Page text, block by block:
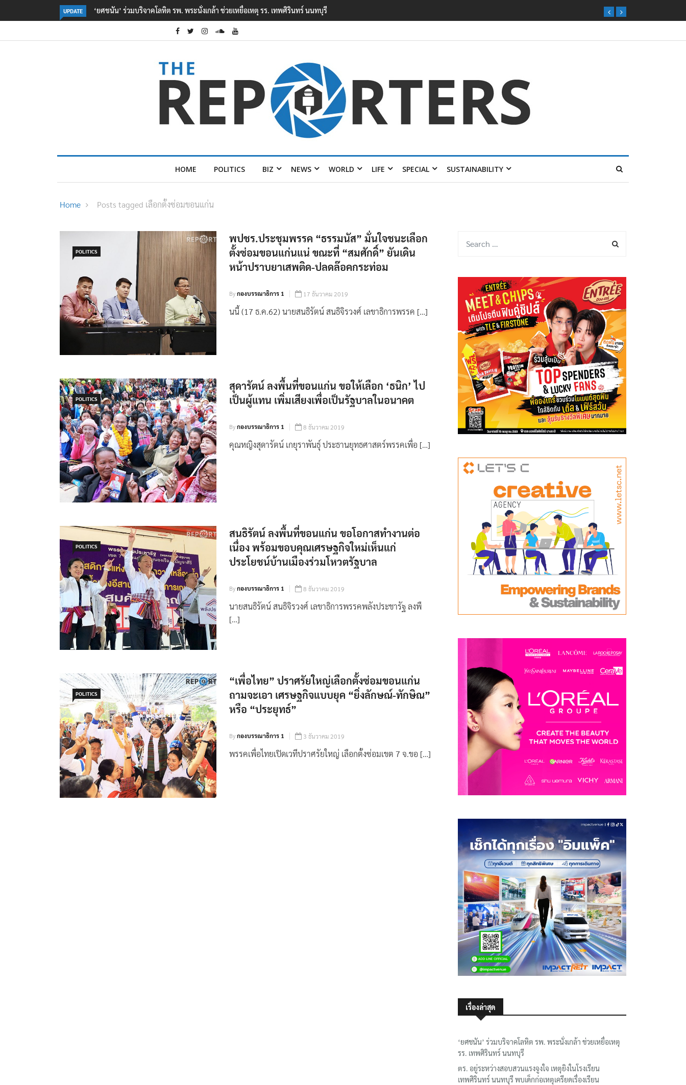
UPDATE
ริจาคโลหิต รพ. พระนั่งเกล้า ช่วยเหยื่อเหตุ รร. เทพศิรินทร์ นนทบุรีตร. อยู่ระหว่างสอบสวนแรงจูงใจ เหตุยิงในโรงเรียนเทพศิรินทร์ นนทบุรี พบเด็กก่อ
เหตุเครียดเรื่องเรียน
HOME POLITICS BIZ NEWS WORLD LIFE SPECIAL SUSTAINABILITY
Home Posts tagged เลือกตั้งซ่อมขอนแก่น
POLITICS
พปชร.ประชุมพรรค “ธรรมนัส” มั่นใจชนะเลือก
ตั้งซ่อมขอนแก่นแน่ ขณะที่ “สมศักดิ์” ยันเดิน
หน้าปราบยาเสพติด-ปลดล๊อคกระท่อม
Byกองบรรณาธิการ 1 17 ธันวาคม 2019
นนี้ (17 ธ.ค.62) นายสนธิรัตน์ สนธิจิรวงศ์ เลขาธิการพรรค […]
POLITICS
สุดารัตน์ ลงพื้นที่ขอนแก่น ขอให้เลือก ‘ธนิก’ ไป
เป็นผู้แทน เพิ่มเสียงเพื่อเป็นรัฐบาลในอนาคต
Byกองบรรณาธิการ 1 8 ธันวาคม 2019
คุณหญิงสุดารัตน์ เกยุราพันธุ์ ประธานยุทธศาสตร์พรรคเพื่อ […]
POLITICS
สนธิรัตน์ ลงพื้นที่ขอนแก่น ขอโอกาสทำงานต่อ
เนื่อง พร้อมขอบคุณเศรษฐกิจใหม่เห็นแก่
ประโยชน์บ้านเมืองร่วมโหวตรัฐบาล
Byกองบรรณาธิการ 1 8 ธันวาคม 2019
นายสนธิรัตน์ สนธิจิรวงศ์ เลขาธิการพรรคพลังประชารัฐ ลงพื
[…]
POLITICS
“เพื่อไทย” ปราศรัยใหญ่เลือกตั้งซ่อมขอนแก่น
ถามจะเอา เศรษฐกิจแบบยุค “ยิ่งลักษณ์-ทักษิณ”
หรือ “ประยุทธ์”
Byกองบรรณาธิการ 1 3 ธันวาคม 2019
พรรคเพื่อไทยเปิดเวทีปราศรัยใหญ่ เลือกตั้งซ่อมเขต 7 จ.ขอ […]
เรื่องล่าสุด
‘ยศชนัน’ ร่วมบริจาคโลหิต รพ. พระนั่งเกล้า ช่วยเหยื่อเหตุ
รร. เทพศิรินทร์ นนทบุรี
ตร. อยู่ระหว่างสอบสวนแรงจูงใจ เหตุยิงในโรงเรียน
เทพศิรินทร์ นนทบุรี พบเด็กก่อเหตุเครียดเรื่องเรียน